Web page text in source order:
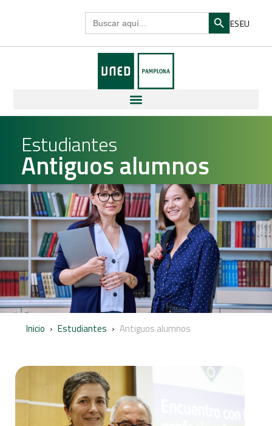
Search
for:
Search Button
ESEU
Estudiantes
Antiguos alumnos
Inicio › Estudiantes › Antiguos alumnos